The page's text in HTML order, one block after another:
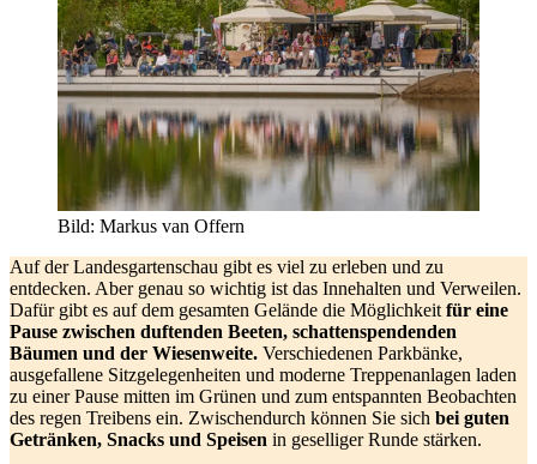
Bild: Markus van Offern
Auf der Landesgartenschau gibt es viel zu erleben und zu
entdecken. Aber genau so wichtig ist das Innehalten und Verweilen.
Dafür gibt es auf dem gesamten Gelände die Möglichkeit für eine
Pause zwischen duftenden Beeten, schattenspendenden
Bäumen und der Wiesenweite. Verschiedenen Parkbänke,
ausgefallene Sitzgelegenheiten und moderne Treppenanlagen laden
zu einer Pause mitten im Grünen und zum entspannten Beobachten
des regen Treibens ein. Zwischen­durch können Sie sich bei guten
Getränken, Snacks und Speisen in geselliger Runde stärken.